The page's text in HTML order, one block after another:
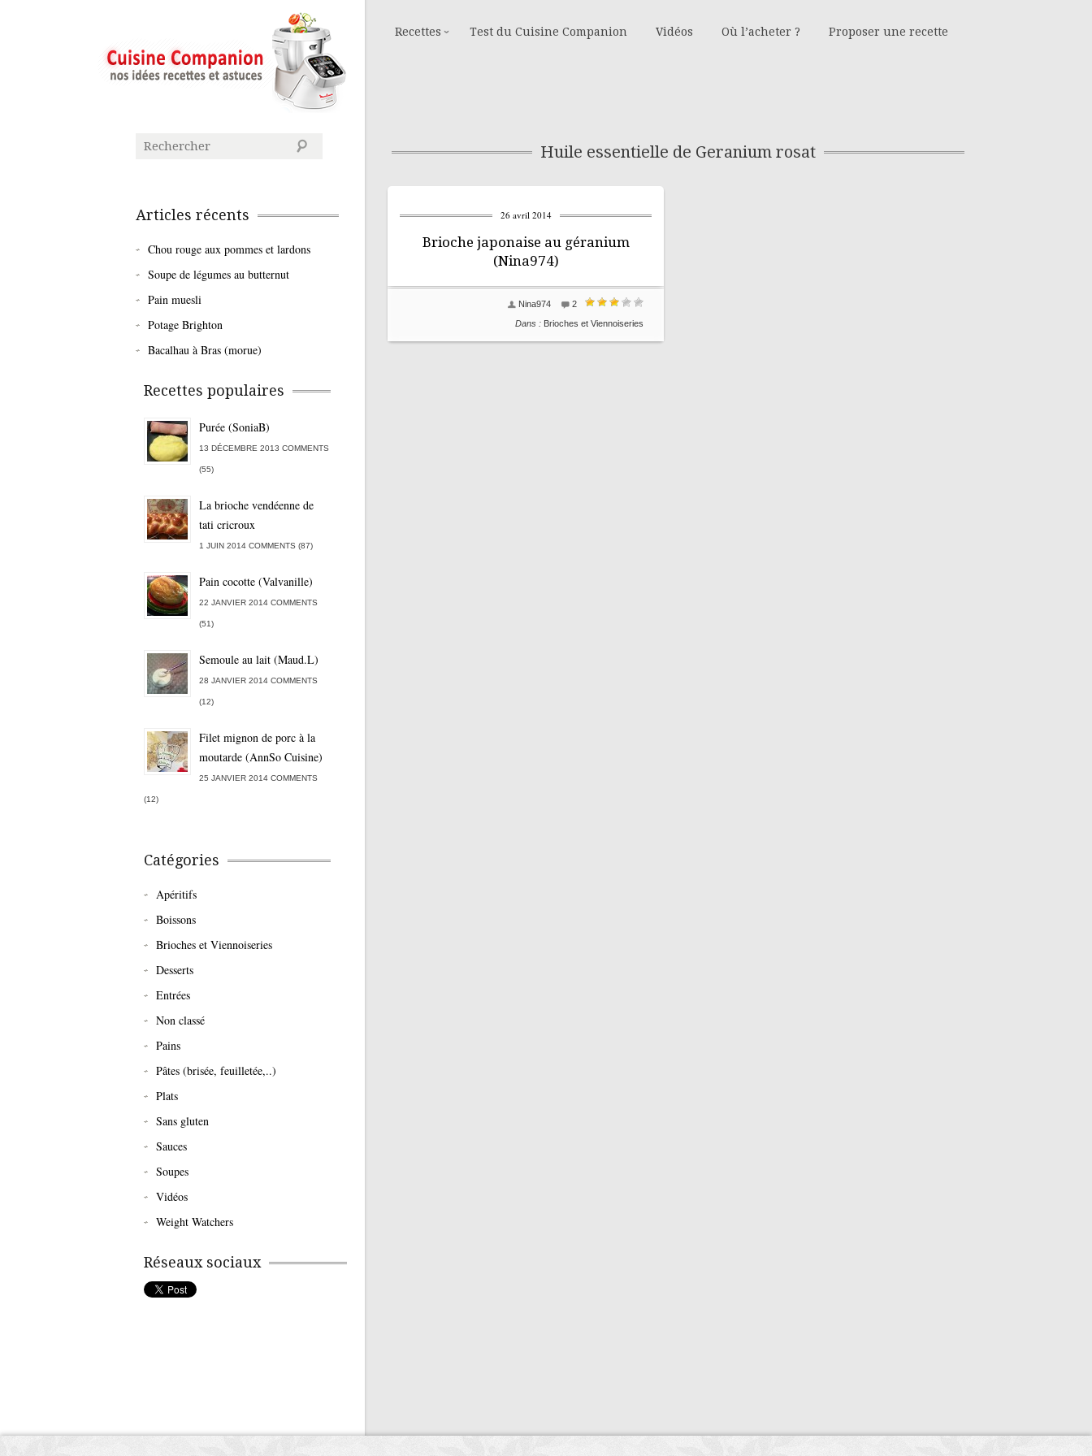
Recettes Test du Cuisine Companion Vidéos Où l’acheter ? Proposer une recette
Huile essentielle de Geranium rosat
26 avril 2014
Brioche japonaise au géranium
(Nina974)
2
Nina974
Dans : Brioches et Viennoiseries
Articles récents
Chou rouge aux pommes et lardons
Soupe de légumes au butternut
Pain muesli
Potage Brighton
Bacalhau à Bras (morue)
Recettes populaires
Purée (SoniaB)
13 DÉCEMBRE 2013 COMMENTS
(55)
La brioche vendéenne de
tati cricroux
1 JUIN 2014 COMMENTS (87)
Pain cocotte (Valvanille)
22 JANVIER 2014 COMMENTS
(51)
Semoule au lait (Maud.L)
28 JANVIER 2014 COMMENTS
(12)
Filet mignon de porc à la
moutarde (AnnSo Cuisine)
25 JANVIER 2014 COMMENTS
(12)
Catégories
Apéritifs
Boissons
Brioches et Viennoiseries
Desserts
Entrées
Non classé
Pains
Pâtes (brisée, feuilletée,..)
Plats
Sans gluten
Sauces
Soupes
Vidéos
Weight Watchers
Réseaux sociaux